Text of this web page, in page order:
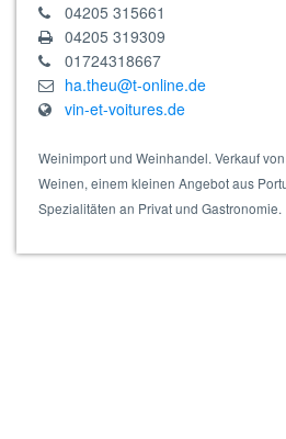
Bio
Dessertwein, Bio
04205 315661
04205 319309
01724318667
ha.theu@t-online.de
vin-et-voitures.de
Weinimport und Weinhandel. Verkauf
Weinen, einem kleinen Angebot aus
Spezialitäten an Privat und Gastronomie.